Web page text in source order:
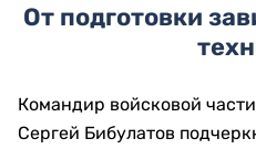
От подготовки
Командир войсковой
Сергей Бибулатов